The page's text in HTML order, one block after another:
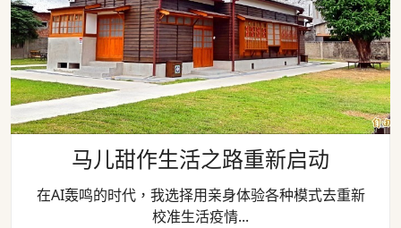
马儿甜作生活之路重新启动
在AI轰鸣的时代，我选择用亲身体验各种模式去重新
校准生活疫情...